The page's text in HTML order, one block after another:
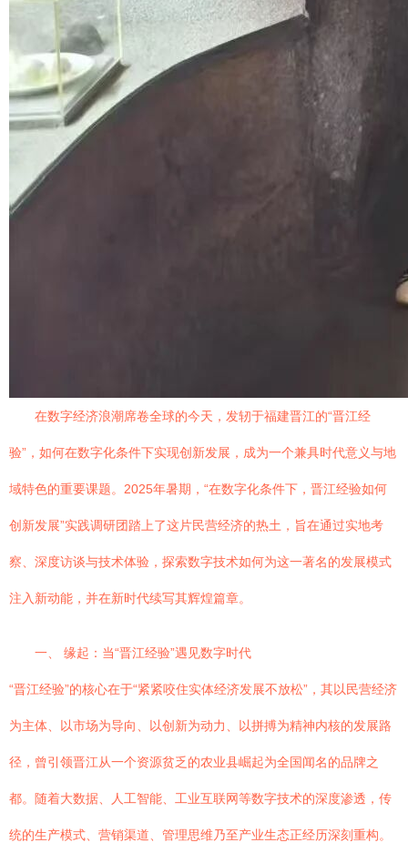
在数字经济浪潮席卷全球的今天，发轫于福建晋江的“晋江经
验”，如何在数字化条件下实现创新发展，成为一个兼具时代意义与地
域特色的重要课题。2025年暑期，“在数字化条件下，晋江经验如何
创新发展”实践调研团踏上了这片民营经济的热土，旨在通过实地考
察、深度访谈与技术体验，探索数字技术如何为这一著名的发展模式
注入新动能，并在新时代续写其辉煌篇章。
一、 缘起：当“晋江经验”遇见数字时代
“晋江经验”的核心在于“紧紧咬住实体经济发展不放松”，其以民营经济
为主体、以市场为导向、以创新为动力、以拼搏为精神内核的发展路
径，曾引领晋江从一个资源贫乏的农业县崛起为全国闻名的品牌之
都。随着大数据、人工智能、工业互联网等数字技术的深度渗透，传
统的生产模式、营销渠道、管理思维乃至产业生态正经历深刻重构。